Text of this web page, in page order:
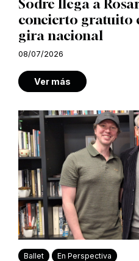
Sodre llega a
concierto gratuito
gira nacional
08/07/2026
Ver más
Ballet En Perspectiva